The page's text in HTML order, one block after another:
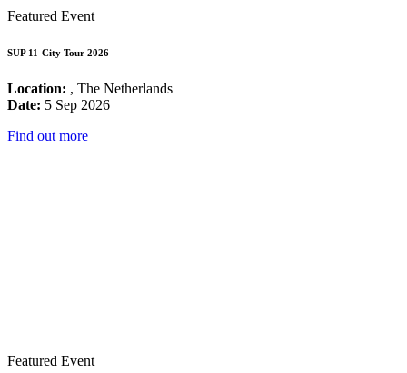
Featured Event
SUP 11-City Tour 2026
Location: , The Netherlands
Date: 5 Sep 2026
Find out more
Featured Event